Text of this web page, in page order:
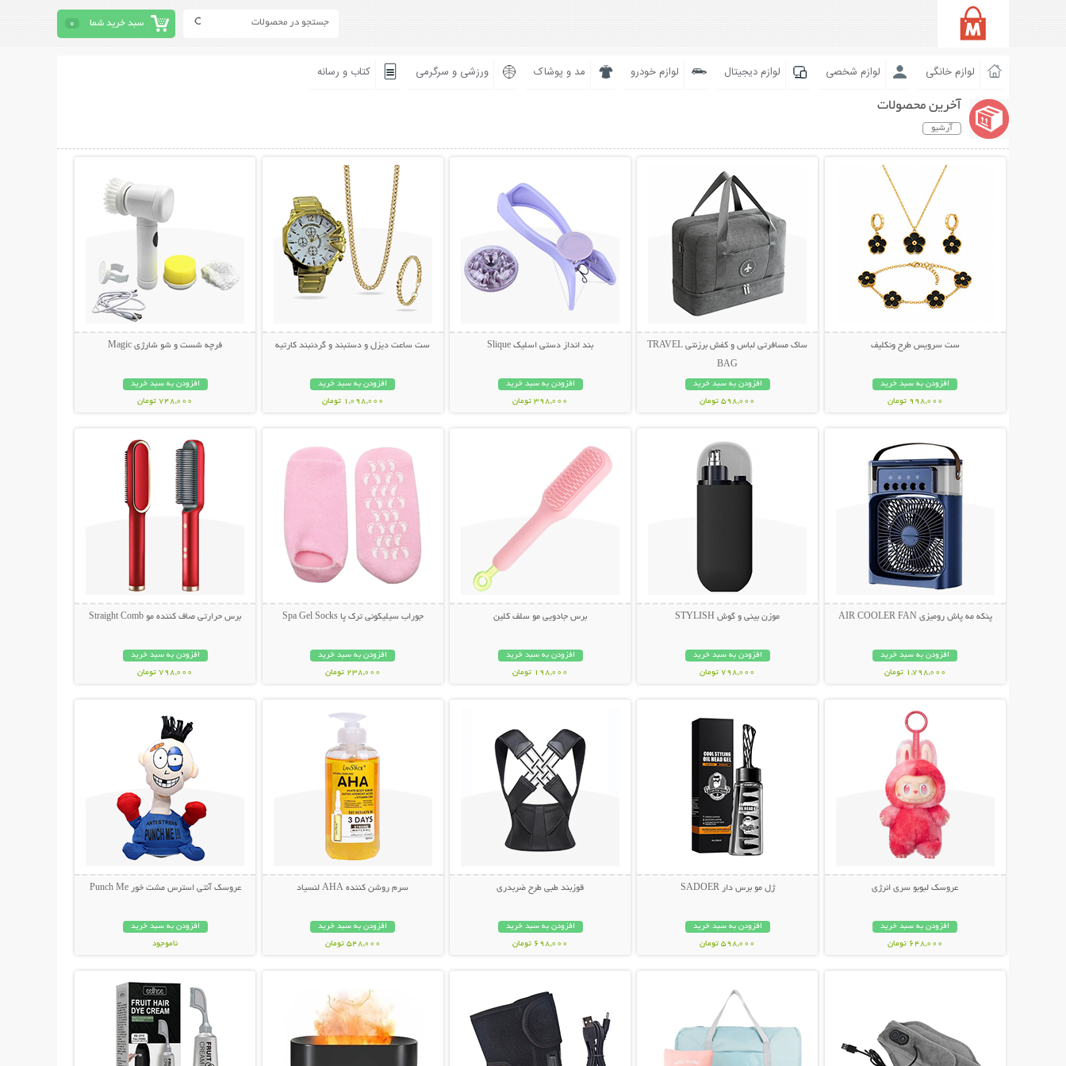
سبد خرید شما 0
لوازم خانگی لوازم شخصی لوازم دیجیتال لوازم خودرو مد و پوشاک ورزشی و سرگرمی کتاب و رسانه
آخرین محصولات
آرشیو
ست سرویس طرح ونکلیف
افزودن به سبد خرید
998,000 تومان
ساک مسافرتی لباس و کفش برزنتی TRAVEL
BAG
افزودن به سبد خرید
598,000 تومان
بند انداز دستی اسلیک Slique
افزودن به سبد خرید
398,000 تومان
ست ساعت دیزل و دستبند و گردنبند کارتیه
افزودن به سبد خرید
1,098,000 تومان
فرچه شست و شو شارژی Magic
افزودن به سبد خرید
748,000 تومان
پنکه مه پاش رومیزی AIR COOLER FAN
افزودن به سبد خرید
1,798,000 تومان
موزن بینی و گوش STYLISH
افزودن به سبد خرید
798,000 تومان
برس جادویی مو سلف کلین
افزودن به سبد خرید
198,000 تومان
جوراب سیلیکونی ترک پا Spa Gel Socks
افزودن به سبد خرید
238,000 تومان
برس حرارتی صاف کننده مو Straight Comb
افزودن به سبد خرید
798,000 تومان
عروسک لبوبو سری انرژی
افزودن به سبد خرید
648,000 تومان
ژل مو برس دار SADOER
افزودن به سبد خرید
598,000 تومان
قوزبند طبی طرح ضربدری
افزودن به سبد خرید
698,000 تومان
سرم روشن کننده AHA لنسیاد
افزودن به سبد خرید
548,000 تومان
عروسک آنتی استرس مشت خور Punch Me
افزودن به سبد خرید
ناموجود